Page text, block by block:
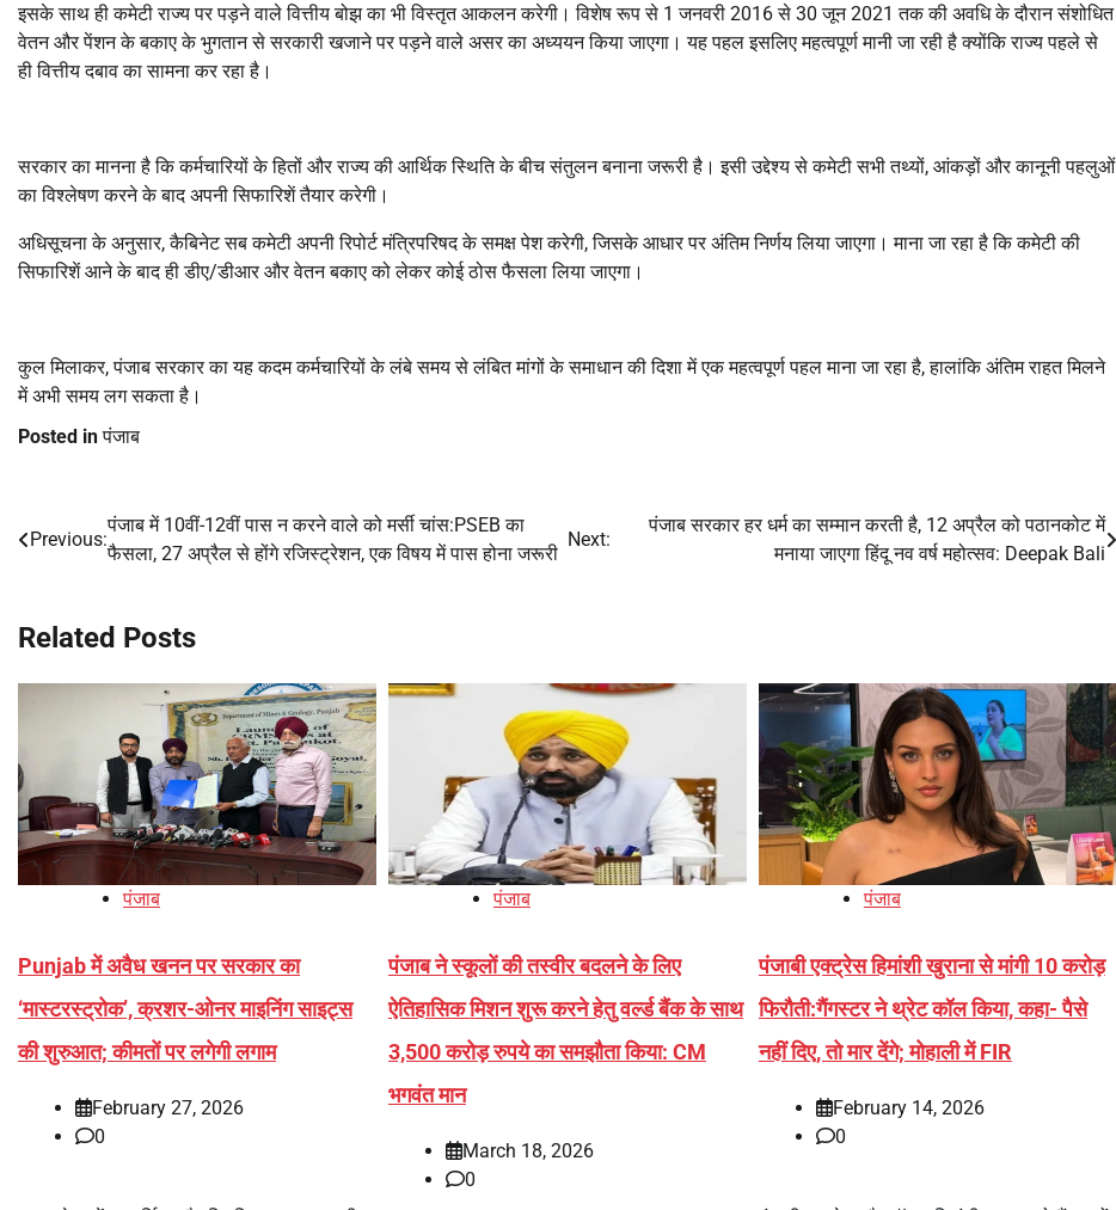
इसके साथ ही कमेटी राज्य पर पड़ने वाले वित्तीय बोझ का भी विस्तृत आकलन करेगी। विशेष रूप से 1 जनवरी 2016 से 30 जून 2021 तक की अवधि के दौरान संशोधित
वेतन और पेंशन के बकाए के भुगतान से सरकारी खजाने पर पड़ने वाले असर का अध्ययन किया जाएगा। यह पहल इसलिए महत्वपूर्ण मानी जा रही है क्योंकि राज्य पहले से
ही वित्तीय दबाव का सामना कर रहा है।
सरकार का मानना है कि कर्मचारियों के हितों और राज्य की आर्थिक स्थिति के बीच संतुलन बनाना जरूरी है। इसी उद्देश्य से कमेटी सभी तथ्यों, आंकड़ों और कानूनी पहलुओं
का विश्लेषण करने के बाद अपनी सिफारिशें तैयार करेगी।
अधिसूचना के अनुसार, कैबिनेट सब कमेटी अपनी रिपोर्ट मंत्रिपरिषद के समक्ष पेश करेगी, जिसके आधार पर अंतिम निर्णय लिया जाएगा। माना जा रहा है कि कमेटी की
सिफारिशें आने के बाद ही डीए/डीआर और वेतन बकाए को लेकर कोई ठोस फैसला लिया जाएगा।
कुल मिलाकर, पंजाब सरकार का यह कदम कर्मचारियों के लंबे समय से लंबित मांगों के समाधान की दिशा में एक महत्वपूर्ण पहल माना जा रहा है, हालांकि अंतिम राहत मिलने
में अभी समय लग सकता है।
Posted inपंजाब
Post
Previous:
पंजाब में 10वीं-12वीं पास न करने वाले को मर्सी चांस:PSEB का
फैसला, 27 अप्रैल से होंगे रजिस्ट्रेशन, एक विषय में पास होना जरूरी
Next:
पंजाब सरकार हर धर्म का सम्मान करती है, 12 अप्रैल को पठानकोट में
मनाया जाएगा हिंदू नव वर्ष महोत्सव: Deepak Bali
Related Posts
पंजाब
Punjab में अवैध खनन पर सरकार का
‘मास्टरस्ट्रोक’, क्रशर-ओनर माइनिंग साइट्स
की शुरुआत; कीमतों पर लगेगी लगाम
February 27, 2026
0
पंजाब
पंजाब ने स्कूलों की तस्वीर बदलने के लिए
ऐतिहासिक मिशन शुरू करने हेतु वर्ल्ड बैंक के साथ
3,500 करोड़ रुपये का समझौता किया: CM
भगवंत मान
March 18, 2026
0
पंजाब
पंजाबी एक्ट्रेस हिमांशी खुराना से मांगी 10 करोड़
फिरौती:गैंगस्टर ने थ्रेट कॉल किया, कहा- पैसे
नहीं दिए, तो मार देंगे; मोहाली में FIR
February 14, 2026
0